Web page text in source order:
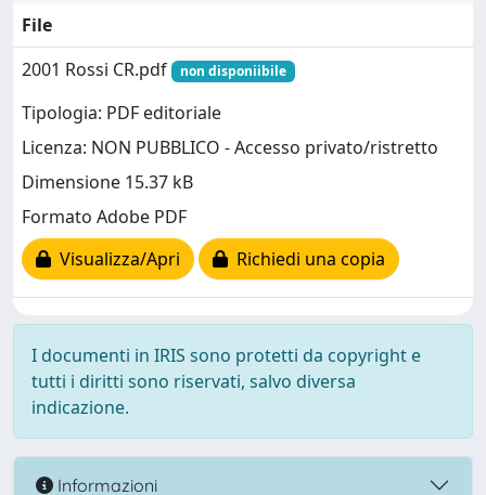
File
2001 Rossi CR.pdf
non disponiibile
Tipologia: PDF editoriale
Licenza: NON PUBBLICO - Accesso privato/ristretto
Dimensione 15.37 kB
Formato Adobe PDF
Visualizza/Apri
Richiedi una copia
I documenti in IRIS sono protetti da copyright e
tutti i diritti sono riservati, salvo diversa
indicazione.
Informazioni